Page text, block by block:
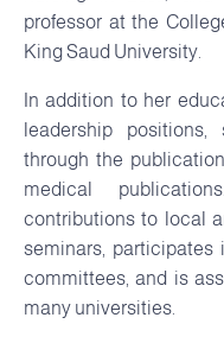
professor at the
King Saud University.
In addition to her
leadership
through the
medical
contributions to local
seminars, participates
committees, and is
many universities.